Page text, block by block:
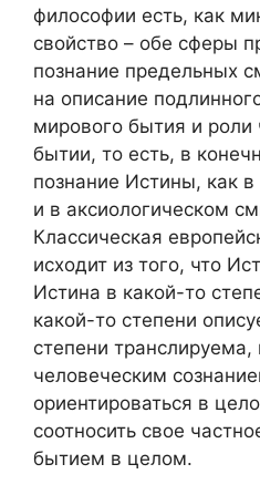
философии есть, как
свойство – обе сферы
познание предельных
на описание
мирового бытия и роли
бытии, то есть, в
познание Истины, как
и в аксиологическом
Классическая
исходит из того, что
Истина в какой-то
какой-то степени
степени транслируема,
человеческим
ориентироваться в
соотносить свое
бытием в целом.